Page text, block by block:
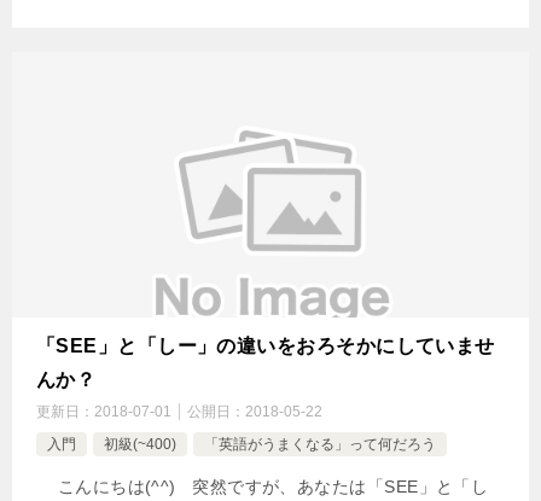
「SEE」と「しー」の違いをおろそかにしていませ
んか？
更新日： 2018-07-01 公開日： 2018-05-22
入門
初級(~400) 「英語がうまくなる」って何だろう
こんにちは(^^) 突然ですが、あなたは「SEE」と「し